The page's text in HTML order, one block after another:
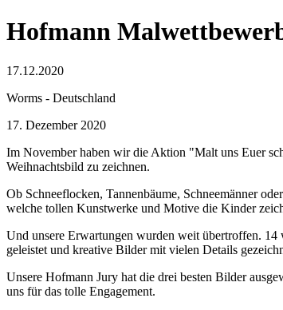
Hofmann
17.12.2020
Worms - Deutschland
17. Dezember 2020
Im November haben wir die Aktion "Malt uns Euer
Weihnachtsbild zu zeichnen.
Ob Schneeflocken, Tannenbäume, Schneemänner
welche tollen Kunstwerke und Motive die Kinder
Und unsere Erwartungen wurden weit übertroffen.
geleistet und kreative Bilder mit vielen Details
Unsere Hofmann Jury hat die drei besten Bilder
uns für das tolle Engagement.